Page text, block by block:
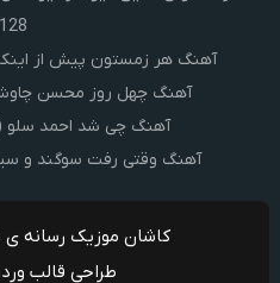
128
آهنگ هر زمستون پیش از
آهنگ چهل روز محسن
آهنگ چی شد احمد سلو
آهنگ وقتی رفت سوگند و
کاشان موزیک رسانه ی
طراحی قالب